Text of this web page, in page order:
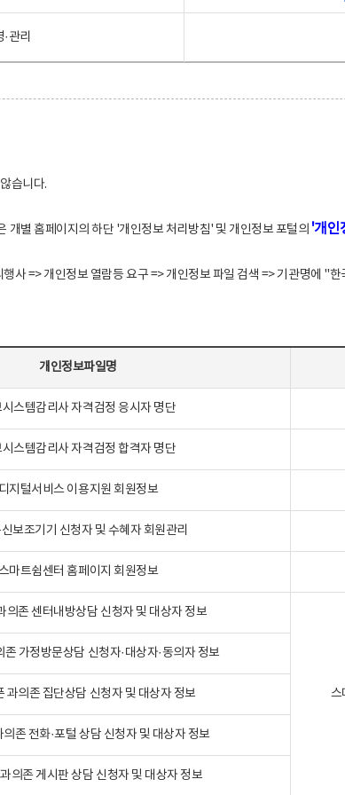
관리
습니다.
개별 홈페이지의 하단 '개인정보 처리방침' 및 개인정보 포털의 '개인
=> 개인정보 열람등 요구 => 개인정보 파일 검색 => 기관명에 "
개인정보파일명
시스템감리사 자격검정 응시자 명단
시스템감리사 자격검정 합격자 명단
디지털서비스 이용지원 회원정보
보조기기 신청자 및 수혜자 회원관리
마트쉼센터 홈페이지 회원정보
의존 센터내방상담 신청자 및 대상자 정보
스
존 가정방문상담 신청자·대상자·동의자 정보
과의존 집단상담 신청자 및 대상자 정보
존 전화·포털 상담 신청자 및 대상자 정보
의존 게시판 상담 신청자 및 대상자 정보